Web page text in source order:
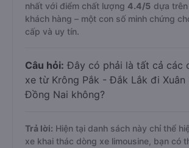
nhất với điểm chất lượng 4.4/5 dựa
khách hàng – một con số minh chứng
cấp và uy tín.
Câu hỏi: Đây có phải là tất cả các
xe từ Krông Pắk - Đắk Lắk đi Xuân
Đồng Nai không?
Trả lời: Hiện tại danh sách này chỉ thể
xe khai thác dòng xe limousine, bạn có